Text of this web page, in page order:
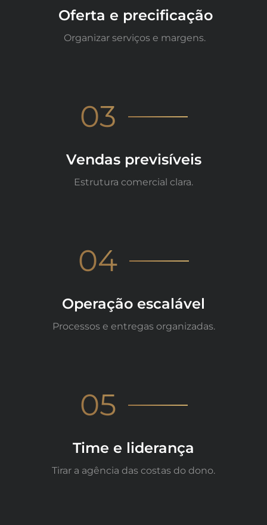
Oferta e precificação
Organizar serviços e margens.
03
Vendas previsíveis
Estrutura comercial clara.
04
Operação escalável
Processos e entregas organizadas.
05
Time e liderança
Tirar a agência das costas do dono.